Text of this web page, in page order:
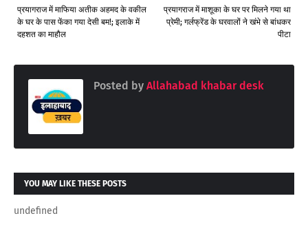
प्रयागराज में माशूका के घर पर मिलने गया था
प्रेमी; गर्लफ्रेंड के घरवालों ने खंभे से बांधकर
पीटा
प्रयागराज में माफिया अतीक अहमद के वकील
के घर के पास फेंका गया देसी बम!; इलाके में
दहशत का माहौल
Posted by Allahabad khabar desk
YOU MAY LIKE THESE POSTS
undefined